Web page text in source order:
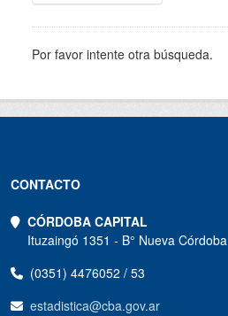
Por favor intente otra búsqueda.
CONTACTO
CÓRDOBA CAPITAL
Ituzaingó 1351 - B° Nueva Córdoba
(0351) 4476052 / 53
estadistica@cba.gov.ar